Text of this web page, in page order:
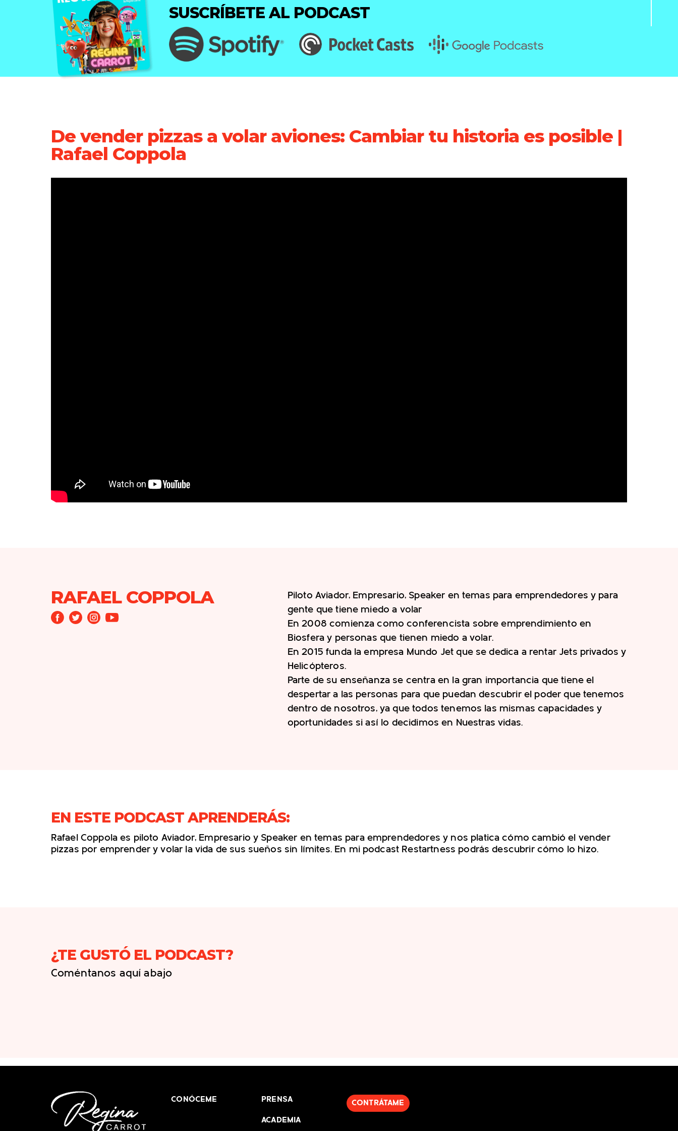
SUSCRÍBETE AL PODCAST
De vender pizzas a volar aviones: Cambiar tu historia es posible |
Rafael Coppola
RAFAEL COPPOLA
Piloto Aviador, Empresario, Speaker en temas para emprendedores y para
gente que tiene miedo a volar
En 2008 comienza como conferencista sobre emprendimiento en
Biosfera y personas que tienen miedo a volar.
En 2015 funda la empresa Mundo Jet que se dedica a rentar Jets privados y
Helicópteros.
Parte de su enseñanza se centra en la gran importancia que tiene el
despertar a las personas para que puedan descubrir el poder que tenemos
dentro de nosotros, ya que todos tenemos las mismas capacidades y
oportunidades si así lo decidimos en Nuestras vidas.
EN ESTE PODCAST APRENDERÁS:
Rafael Coppola es piloto Aviador, Empresario y Speaker en temas para emprendedores y nos platica cómo cambió el vender
pizzas por emprender y volar la vida de sus sueños sin límites. En mi podcast Restartness podrás descubrir cómo lo hizo.
¿TE GUSTÓ EL PODCAST?
Coméntanos aquí abajo
CONÓCEME PRENSA
ACADEMIA
CONTRÁTAME